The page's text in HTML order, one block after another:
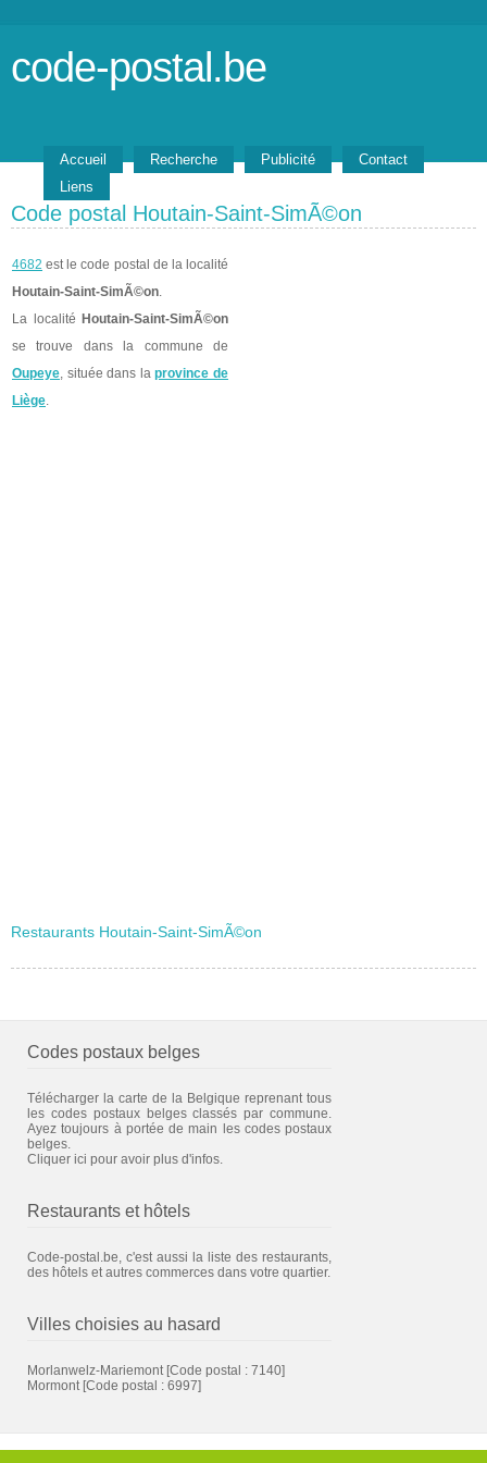
code-postal.be
Accueil Recherche Publicité
Contact
Liens
Code postal Houtain-Saint-SimÃ©on
4682 est le code postal de la localité
Houtain-Saint-SimÃ©on.
La localité Houtain-Saint-SimÃ©on
se trouve dans la commune de
Oupeye, située dans laprovince de
Liège.
Restaurants Houtain-Saint-SimÃ©on
Codes postaux belges
Télécharger la carte de la Belgique reprenant tous
les codes postaux belges classés par commune.
Ayez toujours à portée de main les codes postaux
belges.
Cliquer ici pour avoir plus d'infos.
Restaurants et hôtels
Code-postal.be, c'est aussi la liste des restaurants,
des hôtels et autres commerces dans votre quartier.
Villes choisies au hasard
Morlanwelz-Mariemont [Code postal : 7140]
Mormont [Code postal : 6997]